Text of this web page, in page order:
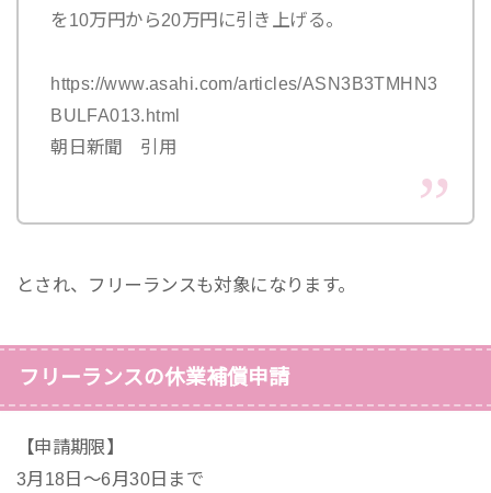
を10万円から20万円に引き上げる。
https://www.asahi.com/articles/ASN3B3TMHN3
BULFA013.html
朝日新聞 引用
とされ、フリーランスも対象になります。
フリーランスの休業補償申請
【申請期限】
3月18日〜6月30日まで